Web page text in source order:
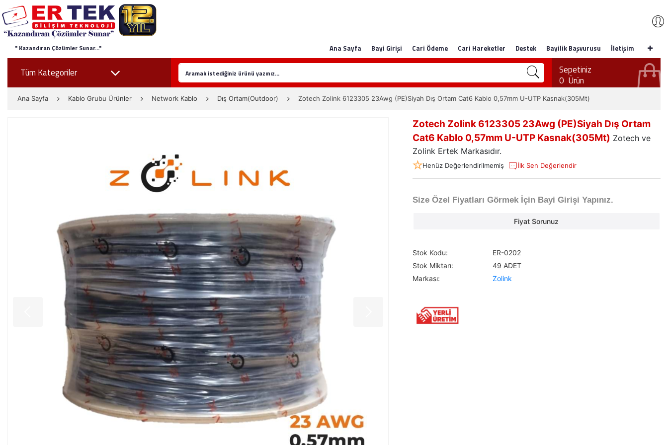
" Kazandıran Çözümler Sunar..." Ana Sayfa Bayi Girişi Cari Ödeme Cari Hareketler Destek Bayilik Başvurusu İletişim
Tüm Kategoriler
Sepetiniz
0 Ürün
Ana Sayfa Kablo Grubu Ürünler Network Kablo Dış Ortam(Outdoor) Zotech Zolink 6123305 23Awg (PE)Siyah Dış Ortam Cat6 Kablo 0,57mm U-UTP Kasnak(305Mt)
Zotech Zolink 6123305 23Awg (PE)Siyah Dış Ortam
Cat6 Kablo 0,57mm U-UTP Kasnak(305Mt) Zotech ve
Zolink Ertek Markasıdır.
Henüz Değerlendirilmemiş İlk Sen Değerlendir
Size Özel Fiyatları Görmek İçin Bayi Girişi Yapınız.
Fiyat Sorunuz
Stok Kodu:
ER-0202
Stok Miktarı:
49 ADET
Markası:
Zolink